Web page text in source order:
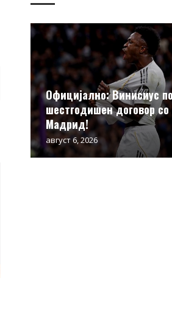
Официјално: Винисиус
шестгодишен договор
Мадрид!
август 6, 2026